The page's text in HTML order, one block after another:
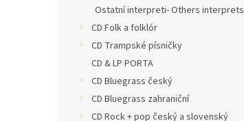
Ostatní interpreti- Others interprets
CD Folk a folklór
CD Trampské písničky
CD & LP PORTA
CD Bluegrass český
CD Bluegrass zahraniční
CD Rock + pop český a slovenský